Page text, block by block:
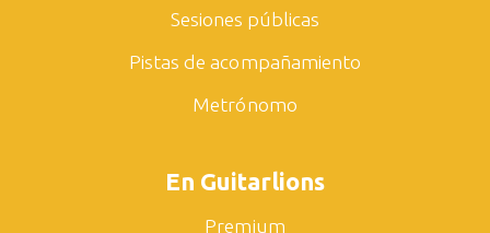
Sesiones públicas
Pistas de acompañamiento
Metrónomo
En Guitarlions
Premium